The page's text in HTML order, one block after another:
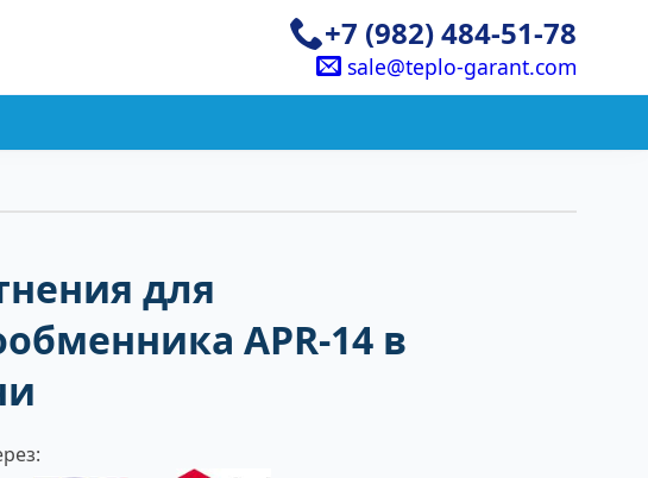
+7 (982) 484-51-78
sale@teplo-garant.com
для
APR-14 в